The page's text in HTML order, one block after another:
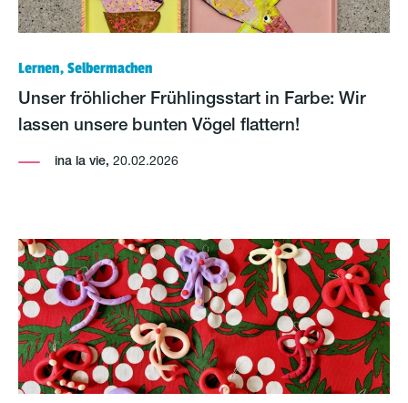
Lernen, Selbermachen
Unser fröhlicher Frühlingsstart in Farbe: Wir
lassen unsere bunten Vögel flattern!
ina la vie, 20.02.2026